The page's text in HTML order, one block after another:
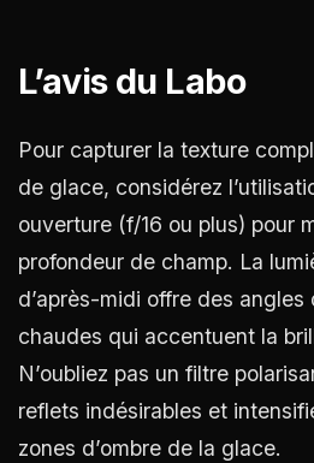
L’avis du Labo
Pour capturer la texture
de glace, considérez
ouverture (f/16 ou plus) pour
profondeur de champ. La
d’après-midi offre des
chaudes qui accentuent la
N’oubliez pas un filtre
reflets indésirables et
zones d’ombre de la glace.